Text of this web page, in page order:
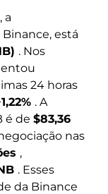
a
está
. Nos
24 horas
. A
é de $83,36
nas
,
. Esses
da Binance